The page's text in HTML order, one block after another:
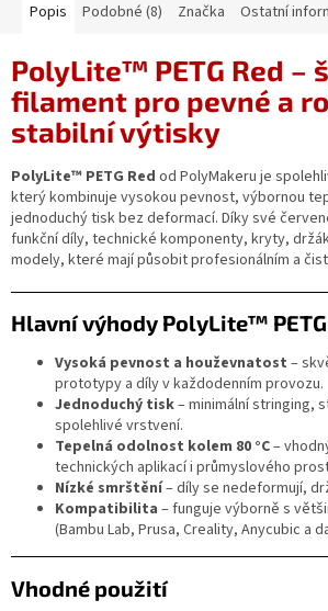
Popis Podobné (8) Značka Ostatní
PolyLite™ PETG Red –
filament pro pevné a
stabilní výtisky
PolyLite™ PETG Red od PolyMakeru je
který kombinuje vysokou pevnost, výbornou
jednoduchý tisk bez deformací. Díky své
funkční díly, technické komponenty, kryty,
modely, které mají působit profesionálním a
Hlavní výhody PolyLite™ PETG
Vysoká pevnost a houževnatost –
prototypy a díly v každodenním provozu.
Jednoduchý tisk– minimální stringing,
spolehlivé vrstvení.
Tepelná odolnost kolem 80 °C–
technických aplikací i průmyslového
Nízké smrštění– díly se nedeformují,
Kompatibilita – funguje výborně s
(Bambu Lab, Prusa, Creality, Anycubic a
Vhodné použití